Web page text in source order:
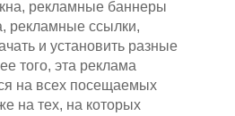
рекламные баннеры
рекламные ссылки,
и установить разные
того, эта реклама
на всех посещаемых
на тех, на которых